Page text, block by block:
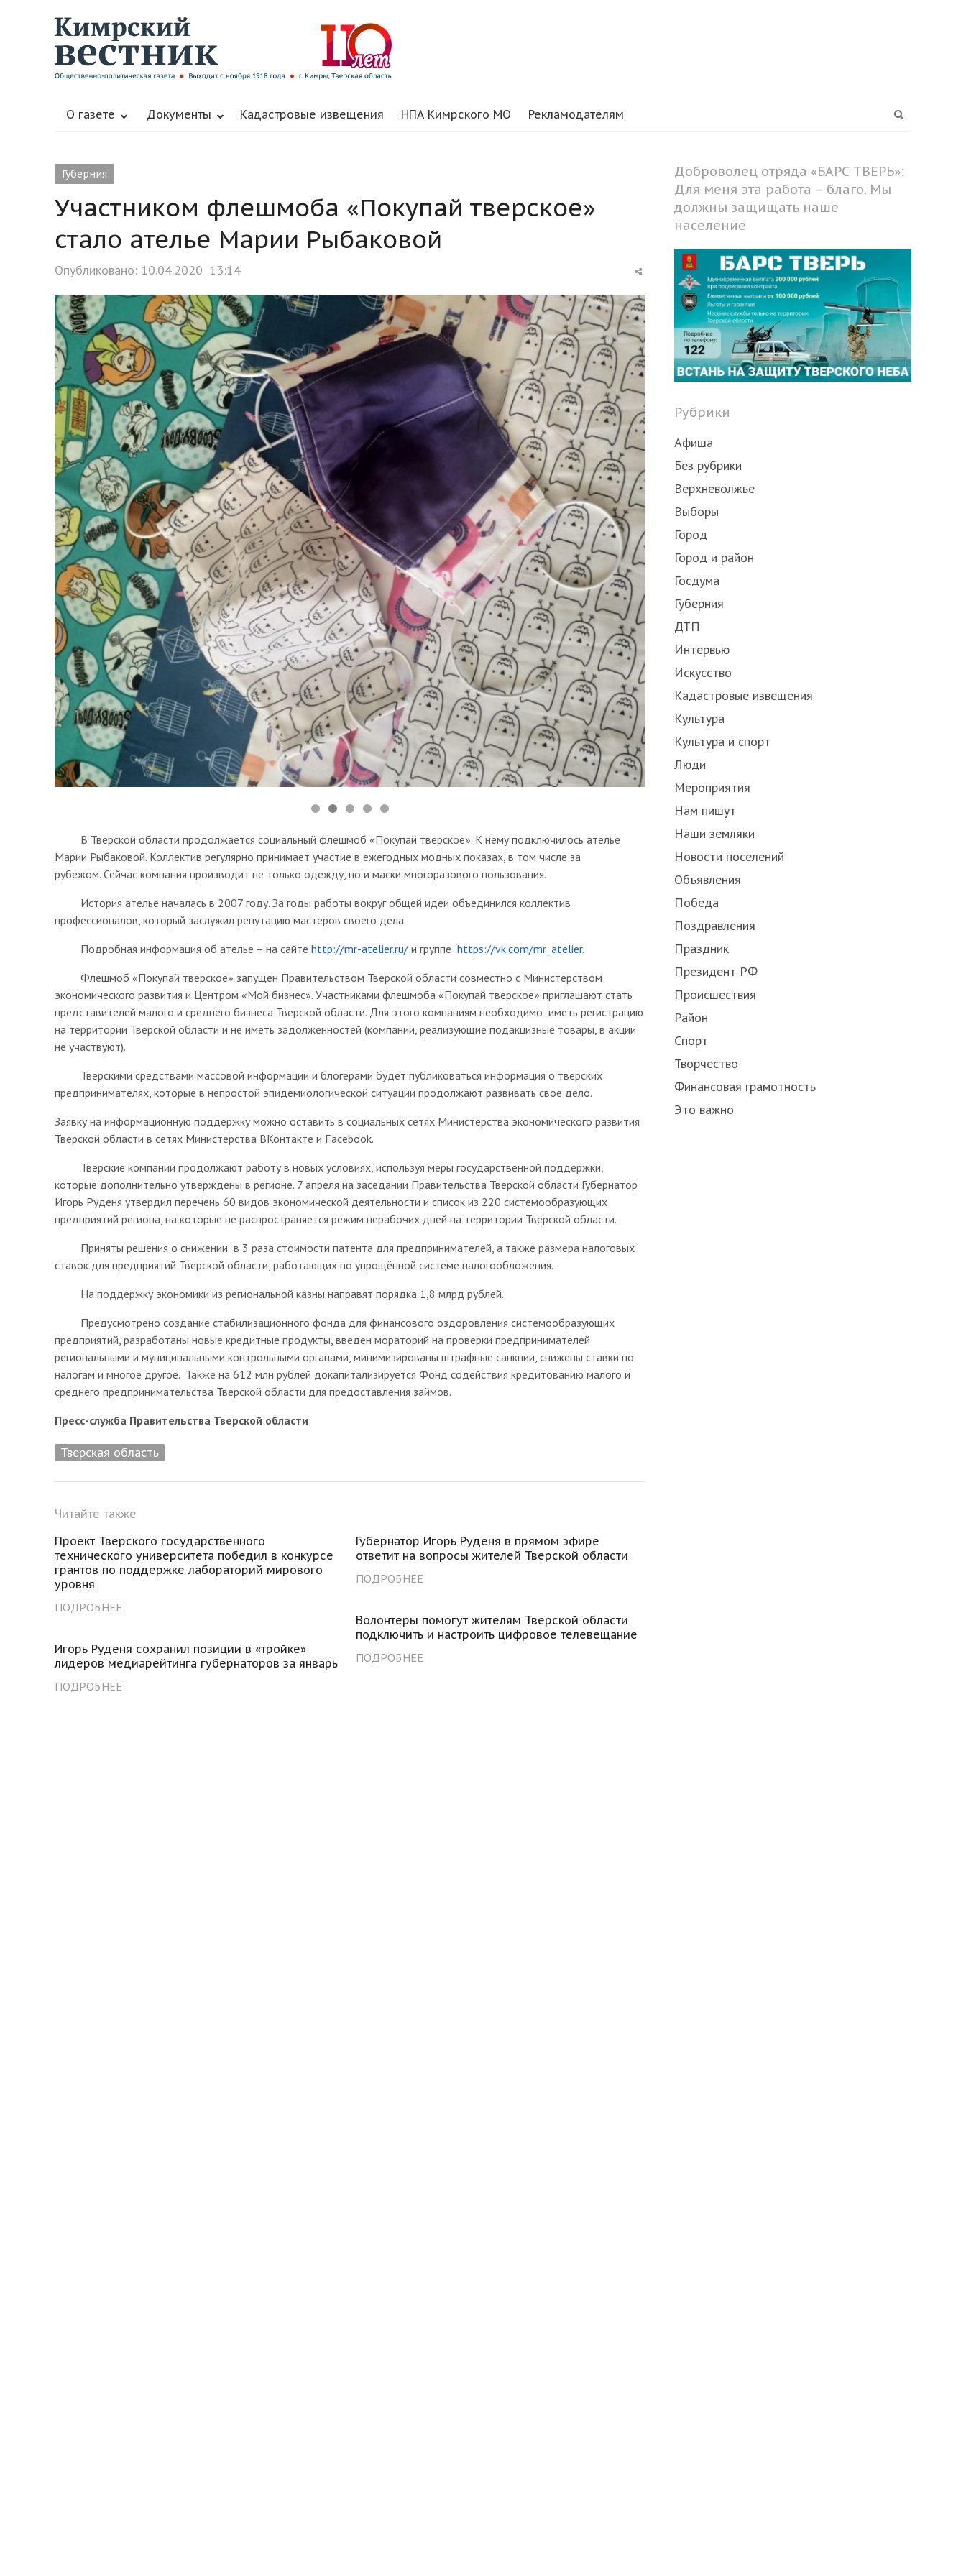
О газете Документы Кадастровые извещения НПА Кимрского МО Рекламодателям
Губерния
Участником флешмоба «Покупай тверское»
стало ателье Марии Рыбаковой
Опубликовано: 10.04.2020 13:14
Share
post
В Тверской области продолжается социальный флешмоб «Покупай тверское». К нему подключилось ателье
Марии Рыбаковой. Коллектив регулярно принимает участие в ежегодных модных показах, в том числе за
рубежом. Сейчас компания производит не только одежду, но и маски многоразового пользования.
История ателье началась в 2007 году. За годы работы вокруг общей идеи объединился коллектив
профессионалов, который заслужил репутацию мастеров своего дела.
Подробная информация об ателье – на сайте http://mr-atelier.ru/ и группе https://vk.com/mr_atelier.
Флешмоб «Покупай тверское» запущен Правительством Тверской области совместно с Министерством
экономического развития и Центром «Мой бизнес». Участниками флешмоба «Покупай тверское» приглашают стать
представителей малого и среднего бизнеса Тверской области. Для этого компаниям необходимо иметь регистрацию
на территории Тверской области и не иметь задолженностей (компании, реализующие подакцизные товары, в акции
не участвуют).
Тверскими средствами массовой информации и блогерами будет публиковаться информация о тверских
предпринимателях, которые в непростой эпидемиологической ситуации продолжают развивать свое дело.
Заявку на информационную поддержку можно оставить в социальных сетях Министерства экономического развития
Тверской области в сетях Министерства ВКонтакте и Facebook.
Тверские компании продолжают работу в новых условиях, используя меры государственной поддержки,
которые дополнительно утверждены в регионе. 7 апреля на заседании Правительства Тверской области Губернатор
Игорь Руденя утвердил перечень 60 видов экономической деятельности и список из 220 системообразующих
предприятий региона, на которые не распространяется режим нерабочих дней на территории Тверской области.
Приняты решения о снижении в 3 раза стоимости патента для предпринимателей, а также размера налоговых
ставок для предприятий Тверской области, работающих по упрощённой системе налогообложения.
На поддержку экономики из региональной казны направят порядка 1,8 млрд рублей.
Предусмотрено создание стабилизационного фонда для финансового оздоровления системообразующих
предприятий, разработаны новые кредитные продукты, введен мораторий на проверки предпринимателей
региональными и муниципальными контрольными органами, минимизированы штрафные санкции, снижены ставки по
налогам и многое другое. Также на 612 млн рублей докапитализируется Фонд содействия кредитованию малого и
среднего предпринимательства Тверской области для предоставления займов.
Пресс-служба Правительства Тверской области
Тверская область
Читайте также
Проект Тверского государственного
технического университета победил в конкурсе
грантов по поддержке лабораторий мирового
уровня
ПОДРОБНЕЕ
Губернатор Игорь Руденя в прямом эфире
ответит на вопросы жителей Тверской области
ПОДРОБНЕЕ
Волонтеры помогут жителям Тверской области
подключить и настроить цифровое телевещание
ПОДРОБНЕЕ
Игорь Руденя сохранил позиции в «тройке»
лидеров медиарейтинга губернаторов за январь
ПОДРОБНЕЕ
Доброволец отряда «БАРС ТВЕРЬ»:
Для меня эта работа – благо. Мы
должны защищать наше
население
Рубрики
Афиша
Без рубрики
Верхневолжье
Выборы
Город
Город и район
Госдума
Губерния
ДТП
Интервью
Искусство
Кадастровые извещения
Культура
Культура и спорт
Люди
Мероприятия
Нам пишут
Наши земляки
Новости поселений
Объявления
Победа
Поздравления
Праздник
Президент РФ
Происшествия
Район
Спорт
Творчество
Финансовая грамотность
Это важно